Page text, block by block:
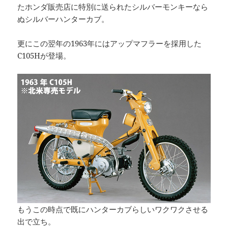
たホンダ販売店に特別に送られたシルバーモンキーなら
ぬシルバーハンターカブ。
更にこの翌年の1963年にはアップマフラーを採用した
C105Hが登場。
もうこの時点で既にハンターカブらしいワクワクさせる
出で立ち。